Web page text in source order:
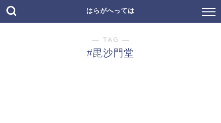
はらがへっては
― TAG ―
#毘沙門堂